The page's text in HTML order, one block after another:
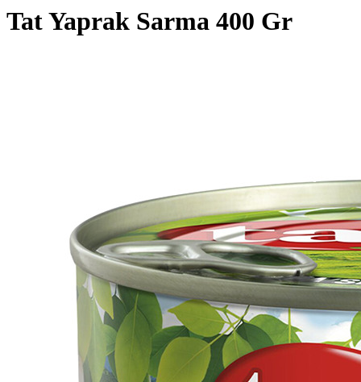
Tat Yaprak Sarma 400 Gr